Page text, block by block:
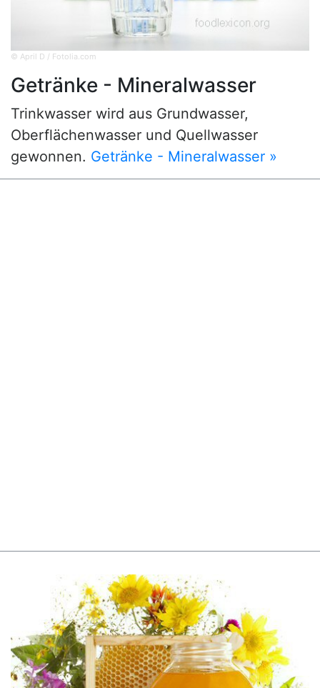
© April D / Fotolia.com
Getränke - Mineralwasser
Trinkwasser wird aus Grundwasser,
Oberflächenwasser und Quellwasser
gewonnen. Getränke - Mineralwasser »